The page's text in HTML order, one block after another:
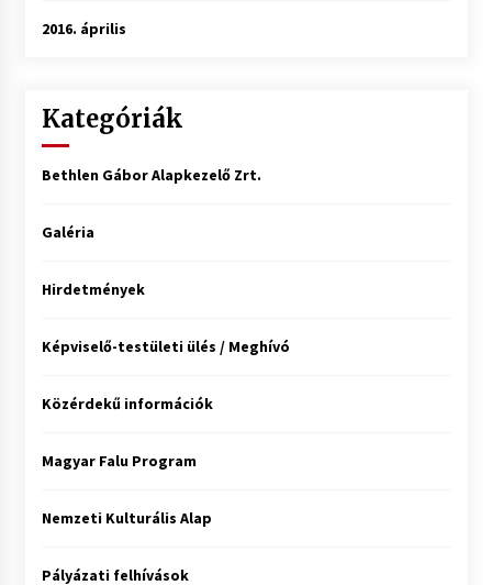
2016. április
Kategóriák
Bethlen Gábor Alapkezelő Zrt.
Galéria
Hirdetmények
Képviselő-testületi ülés / Meghívó
Közérdekű információk
Magyar Falu Program
Nemzeti Kulturális Alap
Pályázati felhívások